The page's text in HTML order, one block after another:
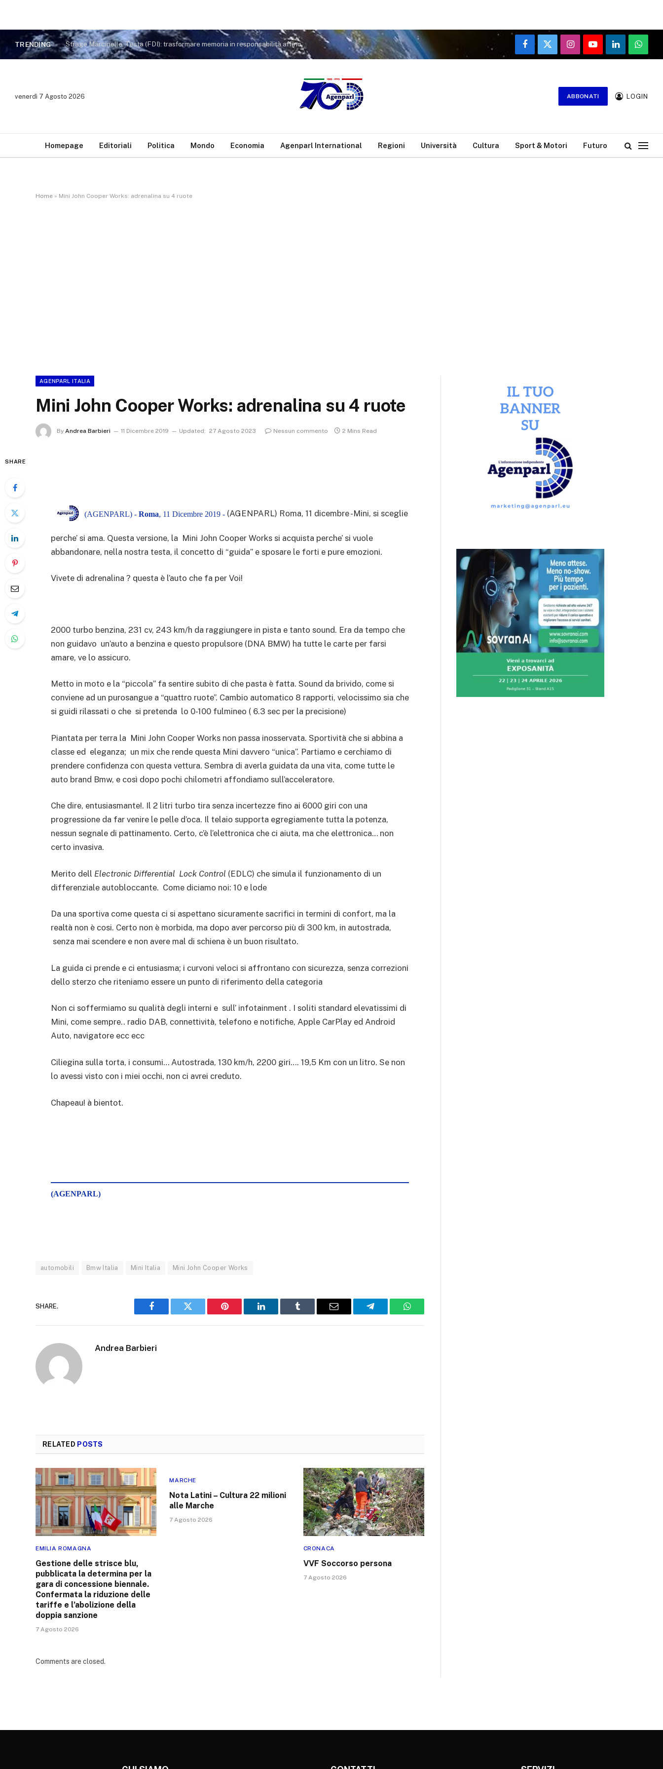
TRENDING Strage Marcinelle. Testa (FDI): trasformare memoria in responsabilità affinché tragedia simile non accada più
Facebook
X
(Twitter)
InstagramYouTubeLinkedIn
venerdì 7 Agosto 2026 ABBONATI LOGIN
Homepage Editoriali Politica Mondo Economia Agenparl International Regioni Università Cultura Sport & Motori Futuro
Home » Mini John Cooper Works: adrenalina su 4 ruote
AGENPARL ITALIA
Mini John Cooper Works: adrenalina su 4 ruote
By Andrea Barbieri 11 Dicembre 2019 Updated: 27 Agosto 2023 Nessun commento 2 Mins Read
SHARE
(AGENPARL) - Roma, 11 Dicembre 2019 - (AGENPARL) Roma, 11 dicembre -Mini, si sceglie
perche’ si ama. Questa versione, la Mini John Cooper Works si acquista perche’ si vuole
abbandonare, nella nostra testa, il concetto di “guida” e sposare le forti e pure emozioni.
Vivete di adrenalina ? questa è l’auto che fa per Voi!
2000 turbo benzina, 231 cv, 243 km/h da raggiungere in pista e tanto sound. Era da tempo che
non guidavo un’auto a benzina e questo propulsore (DNA BMW) ha tutte le carte per farsi
amare, ve lo assicuro.
Metto in moto e la “piccola” fa sentire subito di che pasta è fatta. Sound da brivido, come si
conviene ad un purosangue a “quattro ruote”. Cambio automatico 8 rapporti, velocissimo sia che
si guidi rilassati o che si pretenda lo 0-100 fulmineo ( 6.3 sec per la precisione)
Piantata per terra la Mini John Cooper Works non passa inosservata. Sportività che si abbina a
classe ed eleganza; un mix che rende questa Mini davvero “unica”. Partiamo e cerchiamo di
prendere confidenza con questa vettura. Sembra di averla guidata da una vita, come tutte le
auto brand Bmw, e così dopo pochi chilometri affondiamo sull’acceleratore.
Che dire, entusiasmante!. Il 2 litri turbo tira senza incertezze fino ai 6000 giri con una
progressione da far venire le pelle d’oca. Il telaio supporta egregiamente tutta la potenza,
nessun segnale di pattinamento. Certo, c’è l’elettronica che ci aiuta, ma che elettronica… non
certo invasiva.
Merito dell Electronic Differential Lock Control (EDLC) che simula il funzionamento di un
differenziale autobloccante. Come diciamo noi: 10 e lode
Da una sportiva come questa ci si aspettano sicuramente sacrifici in termini di confort, ma la
realtà non è cosi. Certo non è morbida, ma dopo aver percorso più di 300 km, in autostrada,
senza mai scendere e non avere mal di schiena è un buon risultato.
La guida ci prende e ci entusiasma; i curvoni veloci si affrontano con sicurezza, senza correzioni
dello sterzo che riteniamo essere un punto di riferimento della categoria
Non ci soffermiamo su qualità degli interni e sull’ infotainment . I soliti standard elevatissimi di
Mini, come sempre.. radio DAB, connettività, telefono e notifiche, Apple CarPlay ed Android
Auto, navigatore ecc ecc
Ciliegina sulla torta, i consumi… Autostrada, 130 km/h, 2200 giri…. 19,5 Km con un litro. Se non
lo avessi visto con i miei occhi, non ci avrei creduto.
Chapeau! à bientot.
(AGENPARL)
automobili Bmw Italia Mini Italia Mini John Cooper Works
SHARE.
Facebook Twitter Pinterest LinkedIn Tumblr Email Telegram WhatsApp
Andrea Barbieri
RELATED POSTS
EMILIA ROMAGNA
Gestione delle strisce blu,
pubblicata la determina per la
gara di concessione biennale.
Confermata la riduzione delle
tariffe e l’abolizione della
doppia sanzione
7 Agosto 2026
MARCHE
Nota Latini – Cultura 22 milioni
alle Marche
7 Agosto 2026
CRONACA
VVF Soccorso persona
7 Agosto 2026
Comments are closed.